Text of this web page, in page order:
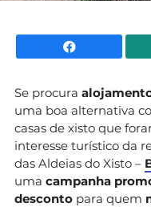
Se procura
uma boa alternativa
casas de xisto que
interesse turístico da
das Aldeias do Xisto –
uma campanha
desconto para quem